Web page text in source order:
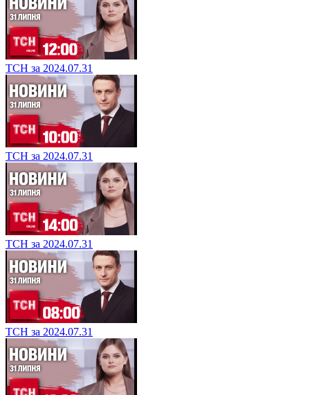
ТСН за 2024.07.31
ТСН за 2024.07.31
ТСН за 2024.07.31
ТСН за 2024.07.31